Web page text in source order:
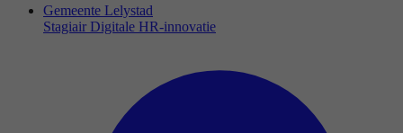
Gemeente Lelystad
Stagiair Digitale HR-innovatie